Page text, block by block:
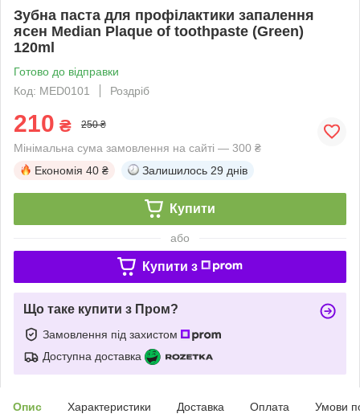
Зубна паста для профілактики запалення
ясен Median Plaque of toothpaste (Green)
120ml
Готово до відправки
Код: MED0101
Роздріб
210 ₴ 250 ₴
Мінімальна сума замовлення на сайті — 300 ₴
Економія 40 ₴ Залишилось 29 днів
Купити
або
Купити з
Що таке купити з Пром?
Замовлення під захистом
Доступна доставка
Опис Характеристики Доставка Оплата Умови